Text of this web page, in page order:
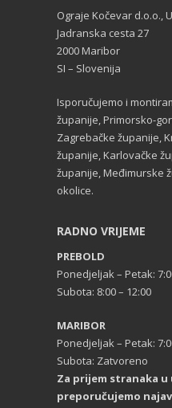
Ograje Kočevar d.o.o.,
Jadranska cesta 27
2000 Maribor
SI – Slovenija
Isporučujemo i
županije, Primorsko-
Zagrebačke županije,
županije, Karlovačke
županije, Međimurske
okolice.
RADNO VRIJEME
PREBOLD
Ponedjeljak – Petak:
Subota: 8:00 – 12:00
MARIBOR
Ponedjeljak – Petak:
Subota: Zatvoreno
Za prijem stranaka
preporučujemo